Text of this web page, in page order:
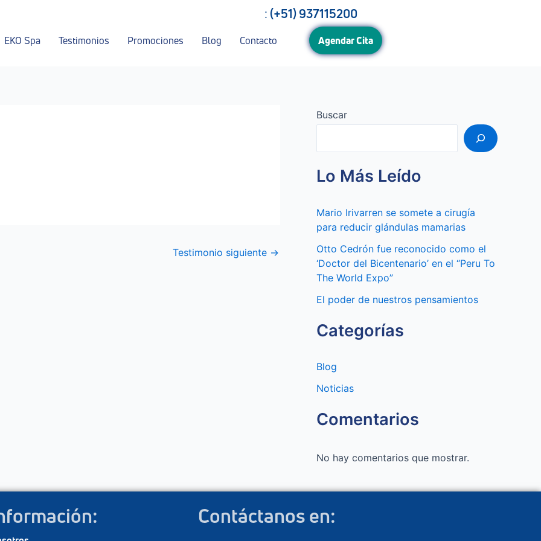
:(+51) 937115200
EKO Spa Testimonios Promociones Blog Contacto Agendar Cita
Testimonio siguiente →
Buscar
Lo Más Leído
Mario Irivarren se somete a cirugía
para reducir glándulas mamarias
Otto Cedrón fue reconocido como el
‘Doctor del Bicentenario’ en el “Peru To
The World Expo”
El poder de nuestros pensamientos
Categorías
Blog
Noticias
Comentarios
No hay comentarios que mostrar.
Contáctanos en: